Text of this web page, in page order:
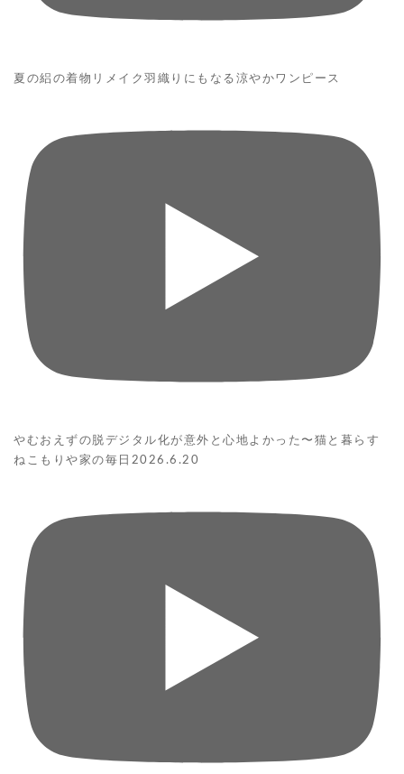
夏の絽の着物リメイク羽織りにもなる涼やかワンピース
やむおえずの脱デジタル化が意外と心地よかった〜猫と暮らす
ねこもりや家の毎日2026.6.20